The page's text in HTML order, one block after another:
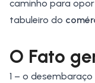
caminho para
tabuleiro do
O Fato
1 – o